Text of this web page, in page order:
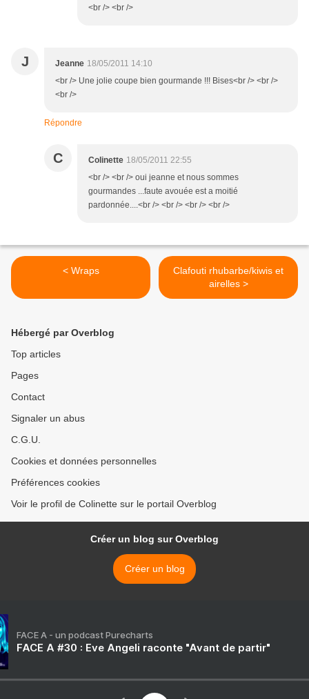
<br /> <br />
J Jeanne 18/05/2011 14:10
<br /> Une jolie coupe bien gourmande !!! Bises<br /> <br />
<br />
Répondre
C Colinette 18/05/2011 22:55
<br /> <br /> oui jeanne et nous sommes
gourmandes ...faute avouée est a moitié
pardonnée....<br /> <br /> <br /> <br />
< Wraps
Clafouti rhubarbe/kiwis et
airelles >
Hébergé par Overblog
Top articles
Pages
Contact
Signaler un abus
C.G.U.
Cookies et données personnelles
Préférences cookies
Voir le profil de Colinette sur le portail Overblog
Créer un blog sur Overblog
Créer un blog
FACE A - un podcast Purecharts
FACE A #30 : Eve Angeli raconte "Avant de partir"